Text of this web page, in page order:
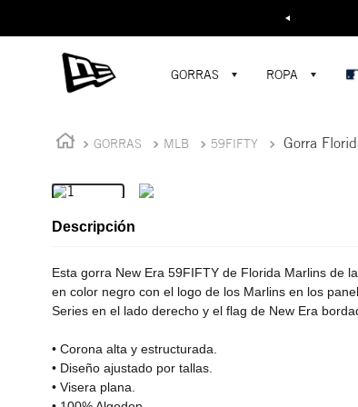
Buscar...
GORRAS ROPA
GORRAS MLB 59FIFTY Gorra
Descripción
Esta gorra New Era 59FIFTY de Florida Marlins de
en color negro con el logo de los Marlins en los
Series en el lado derecho y el flag de New Era
• Corona alta y estructurada.
• Diseño ajustado por tallas.
• Visera plana.